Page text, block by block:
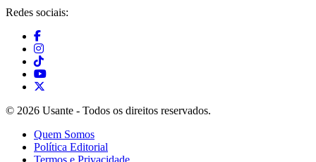
Redes sociais:
© 2026 Usante - Todos os direitos reservados.
Quem Somos
Política Editorial
Termos e Privacidade